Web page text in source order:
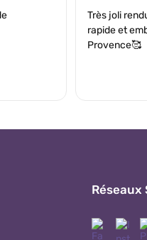
Très joli
rapide et
Provence🥰
Réseaux